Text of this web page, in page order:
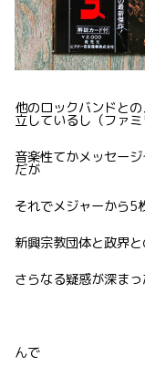
他のロックバンドと
立しているし（ファミ
音楽性てかメッセー
だが
それでメジャーから5
新興宗教団体と政界
さらなる疑惑が深まっ
んで